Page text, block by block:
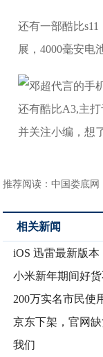
还有一部酷比
展，4000毫安电
还有酷比A3,主
并关注小编，想
推荐阅读：中国娄底网
相关新闻
iOS 迅雷最新版
小米新年期间好
200万实名市民使
京东下架，官网
我们